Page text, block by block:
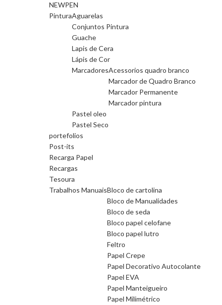
NEWPEN
PinturaAguarelas
Conjuntos Pintura
Guache
Lapis de Cera
Lápis de Cor
MarcadoresAcessorios quadro branco
Marcador de Quadro Branco
Marcador Permanente
Marcador pintura
Pastel oleo
Pastel Seco
portefolios
Post-its
Recarga Papel
Recargas
Tesoura
Trabalhos ManuaisBloco de cartolina
Bloco de Manualidades
Bloco de seda
Bloco papel celofane
Bloco papel lutro
Feltro
Papel Crepe
Papel Decorativo Autocolante
Papel EVA
Papel Manteigueiro
Papel Milimétrico